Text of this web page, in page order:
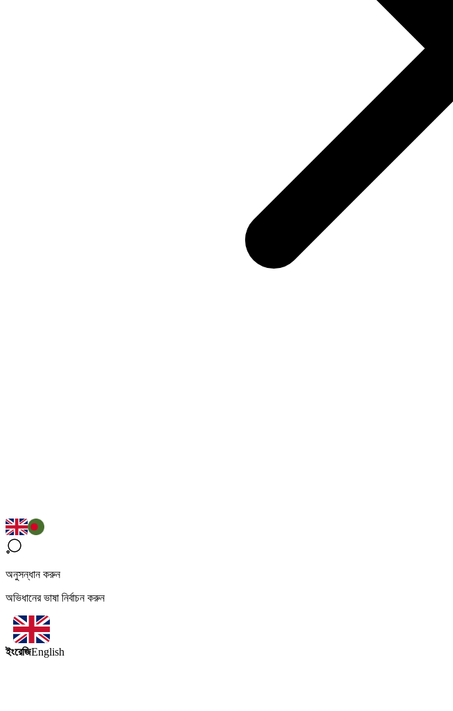
অনুসন্ধান করুন
অভিধানের ভাষা নির্বাচন করুন
ইংরেজিEnglish